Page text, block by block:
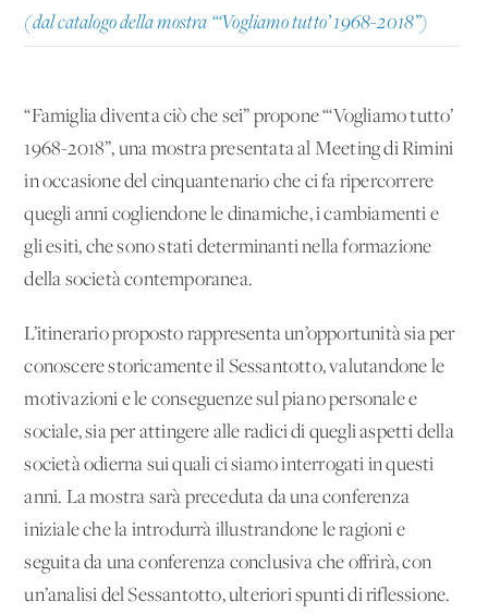
(dal catalogo della mostra “‘Vogliamo tutto’ 1968-2018”)
“Famiglia diventa ciò che sei” propone “‘Vogliamo tutto’
1968-2018”, una mostra presentata al Meeting di Rimini
in occasione del cinquantenario che ci fa ripercorrere
quegli anni cogliendone le dinamiche, i cambiamenti e
gli esiti, che sono stati determinanti nella formazione
della società contemporanea.
L’itinerario proposto rappresenta un’opportunità sia per
conoscere storicamente il Sessantotto, valutandone le
motivazioni e le conseguenze sul piano personale e
sociale, sia per attingere alle radici di quegli aspetti della
società odierna sui quali ci siamo interrogati in questi
anni. La mostra sarà preceduta da una conferenza
iniziale che la introdurrà illustrandone le ragioni e
seguita da una conferenza conclusiva che offrirà, con
un’analisi del Sessantotto, ulteriori spunti di riflessione.